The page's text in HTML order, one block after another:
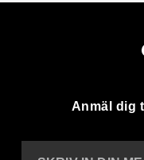
Anmäl dig